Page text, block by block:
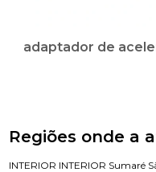
adaptador de
Regiões onde a
INTERIOR INTERIOR Sumaré